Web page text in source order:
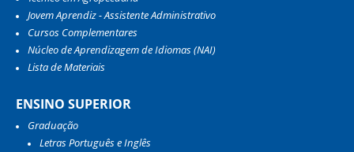
Jovem Aprendiz - Assistente Administrativo
Cursos Complementares
Núcleo de Aprendizagem de Idiomas (NAI)
Lista de Materiais
ENSINO SUPERIOR
Graduação
Letras Português e Inglês